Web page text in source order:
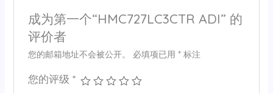
成为第一个“HMC727LC3CTR ADI” 的
评价者
您的邮箱地址不会被公开。 必填项已用 *标注
您的评级 *